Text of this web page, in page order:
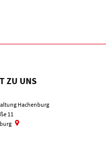
ZU UNS
Hachenburg
11